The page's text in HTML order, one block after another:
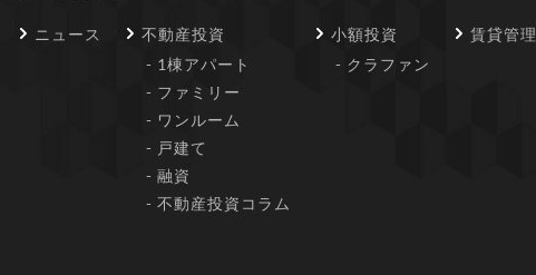
ニュース
不動産投資
1棟アパート
ファミリー
ワンルーム
戸建て
融資
不動産投資コラム
小額投資
クラファン
賃貸管理